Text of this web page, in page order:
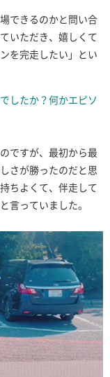
できるのかと問い合
いただき、嬉しくて
を完走したい」とい
したか？何かエピソ
ですが、最初から最
さが勝ったのだと思
ちよくて、伴走して
言っていました。